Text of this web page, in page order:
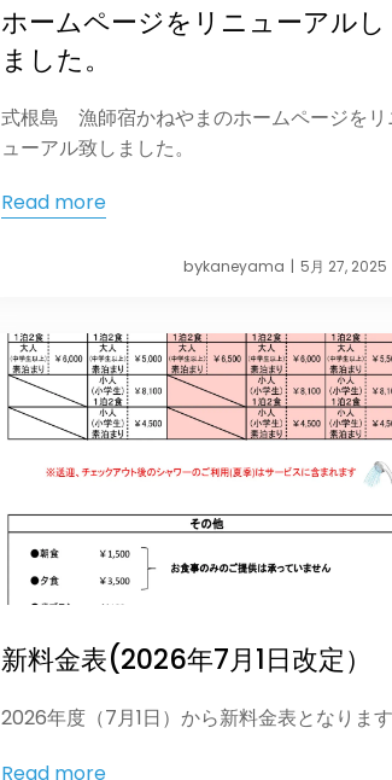
ホームページをリニューアルし
ました。
式根島 漁師宿かねやまのホームページをリ
ューアル致しました。
Read more
bykaneyama | 5月 27, 2025
新料金表(2026年7月1日改定）
2026年度（7月1日）から新料金表となります
Read more